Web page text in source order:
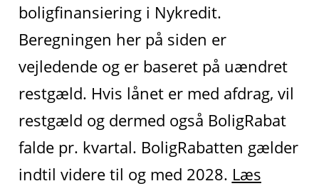
boligfinansiering i Nykredit.
Beregningen her på siden er
vejledende og er baseret på uændret
restgæld. Hvis lånet er med afdrag, vil
restgæld og dermed også BoligRabat
falde pr. kvartal. BoligRabatten gælder
indtil videre til og med 2028. Læs